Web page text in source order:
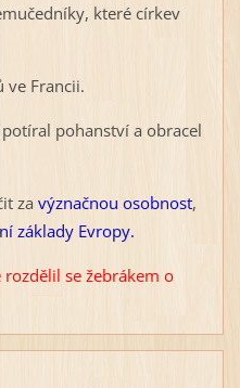
které církev
ve Francii.
pohanství a obracel
za význačnou osobnost,
základy Evropy.
rozdělil se žebrákem o